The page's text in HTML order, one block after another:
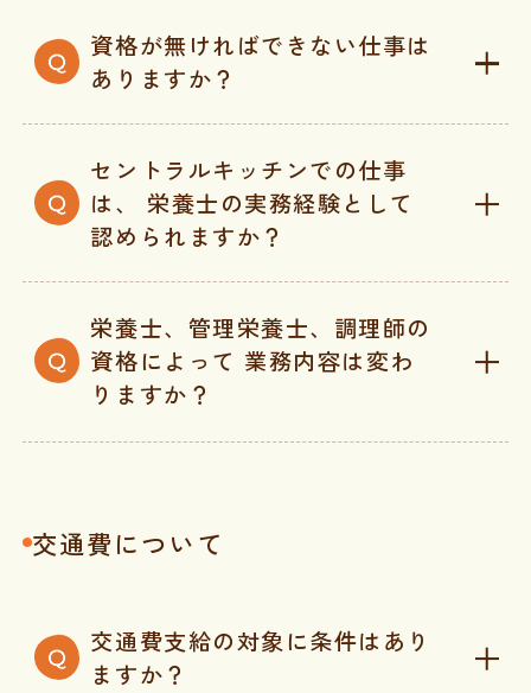
資格が無ければできない仕事は
ありますか？
セントラルキッチンでの仕事
は、
栄養士の実務経験として
認められますか？
栄養士、管理栄養士、調理師の
資格によって 業務内容は変わ
りますか？
交通費について
交通費支給の対象に条件はあり
ますか？